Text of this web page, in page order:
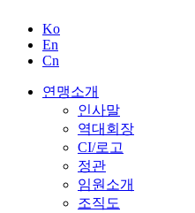
Ko
En
Cn
연맹소개
인사말
역대회장
CI/로고
정관
임원소개
조직도